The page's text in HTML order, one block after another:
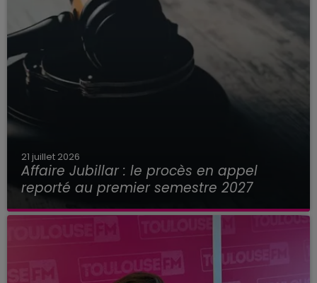
21 juillet 2026
Affaire Jubillar : le procès en appel
reporté au premier semestre 2027